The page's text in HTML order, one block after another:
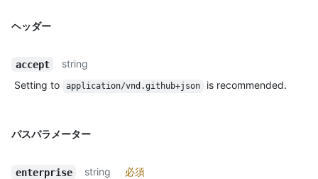
ヘッダー
accept
string
Setting to
application/vnd.github+json is recommended.
パスパラメーター
enterprise string
必須